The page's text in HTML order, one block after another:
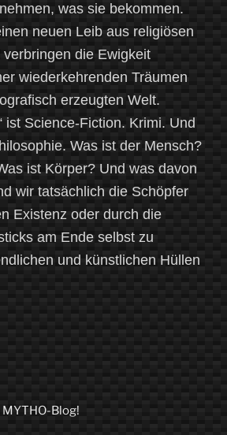
was sie bekommen.
neuen Leib aus religiösen
die Ewigkeit
wiederkehrenden Träumen
erzeugten Welt.
ist Science-Fiction. Krimi. Und
Was ist der Mensch?
ist Körper? Und was davon
wir tatsächlich die Schöpfer
Existenz oder durch die
am Ende selbst zu
und künstlichen Hüllen
Blog!